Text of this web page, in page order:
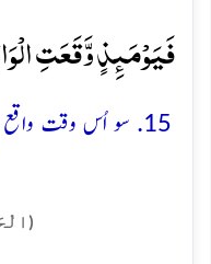
فَیَوۡمَئِذٍ وَّقَعَتِ
15. سو اُس وقت